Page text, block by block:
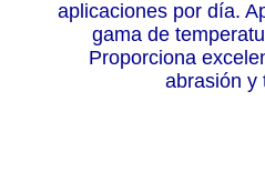
aplicaciones por día.
gama de
Proporciona
abrasión y